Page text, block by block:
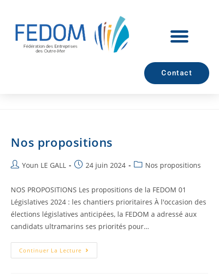
Contact
Nos propositions
Youn LE GALL 24 juin 2024 Nos propositions
NOS PROPOSITIONS Les propositions de la FEDOM 01
Législatives 2024 : les chantiers prioritaires À l'occasion des
élections législatives anticipées, la FEDOM a adressé aux
candidats ultramarins ses priorités pour…
Continuer La Lecture